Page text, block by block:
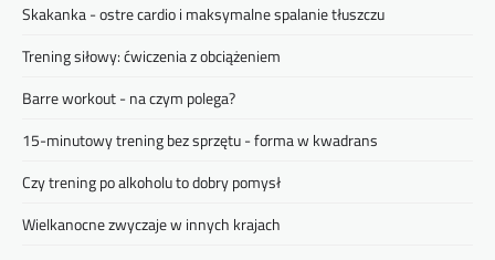
Skakanka - ostre cardio i maksymalne spalanie tłuszczu
Trening siłowy: ćwiczenia z obciążeniem
Barre workout - na czym polega?
15-minutowy trening bez sprzętu - forma w kwadrans
Czy trening po alkoholu to dobry pomysł
Wielkanocne zwyczaje w innych krajach